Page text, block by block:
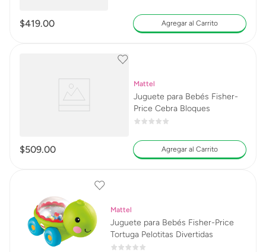
$419.00 Agregar al Carrito
Mattel
Juguete para Bebés Fisher-
Price Cebra Bloques
$509.00 Agregar al Carrito
Mattel
Juguete para Bebés Fisher-Price
Tortuga Pelotitas Divertidas